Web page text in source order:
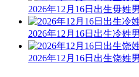
心怡 兵千 心鹏
旷心 千淳
2026年12月16日出生毋姓
2026年12月16日出生冷姓
2026年12月16日出生饶姓